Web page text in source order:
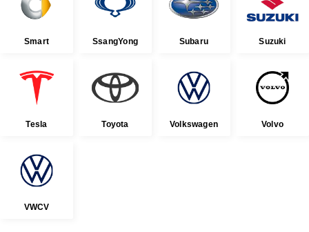
Smart SsangYong Subaru Suzuki
Tesla Toyota Volkswagen Volvo
VWCV